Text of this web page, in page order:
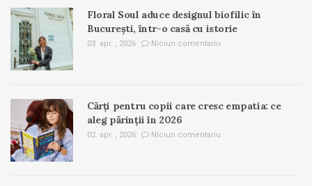
Floral Soul aduce designul biofilic în
București, într-o casă cu istorie
03. apr. , 2026 Niciun comentariu
Cărți pentru copii care cresc empatia: ce
aleg părinții în 2026
02. apr. , 2026 Niciun comentariu